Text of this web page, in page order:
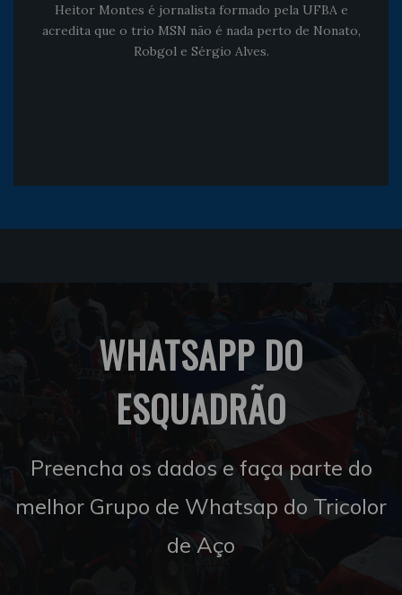
Heitor Montes é jornalista formado pela UFBA e
acredita que o trio MSN não é nada perto de Nonato,
Robgol e Sérgio Alves.
WHATSAPP DO
ESQUADRÃO
Preencha os dados e faça parte do
melhor Grupo de Whatsap do Tricolor
de Aço